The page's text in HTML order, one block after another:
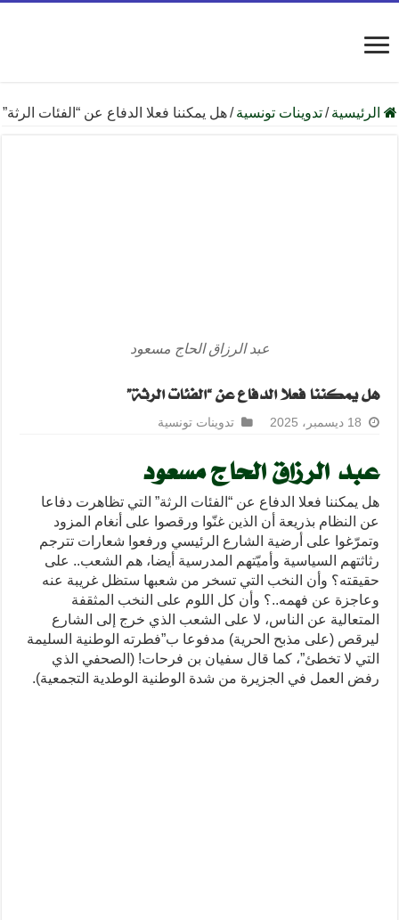
الرئيسية /تدوينات تونسية /هل يمكننا فعلا الدفاع عن “الفئات الرثة”
عبد الرزاق الحاج مسعود
هل يمكننا فعلا الدفاع عن “الفئات الرثة”
18 ديسمبر، 2025 تدوينات تونسية
عبد الرزاق الحاج مسعود
هل يمكننا فعلا الدفاع عن “الفئات الرثة” التي تظاهرت دفاعا
عن النظام بذريعة أن الذين غنّوا ورقصوا على أنغام المزود
وتمرّغوا على أرضية الشارع الرئيسي ورفعوا شعارات تترجم
رثاثتهم السياسية وأميّتهم المدرسية أيضا، هم الشعب.. على
حقيقته؟ وأن النخب التي تسخر من شعبها ستظل غريبة عنه
وعاجزة عن فهمه..؟ وأن كل اللوم على النخب المثقفة
المتعالية عن الناس، لا على الشعب الذي خرج إلى الشارع
ليرقص (على مذبح الحرية) مدفوعا ب”فطرته الوطنية السليمة
التي لا تخطئ”، كما قال سفيان بن فرحات! (الصحفي الذي
رفض العمل في الجزيرة من شدة الوطنية الوطدية التجمعية).